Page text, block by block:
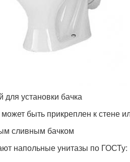
для установки бачка
быть прикреплен к стене
сливным бачком
напольные унитазы по ГОСТу: